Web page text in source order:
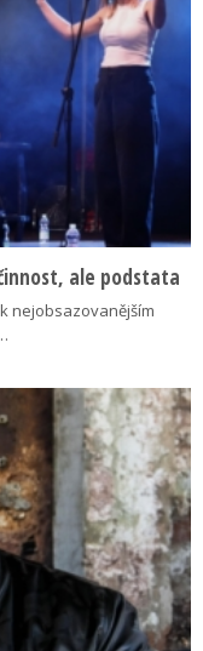
ale podstata
nejobsazovanějším